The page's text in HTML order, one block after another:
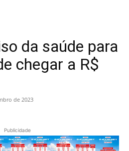
Alberto
da saúde para
chegar a R$
de 2023
Publicidade